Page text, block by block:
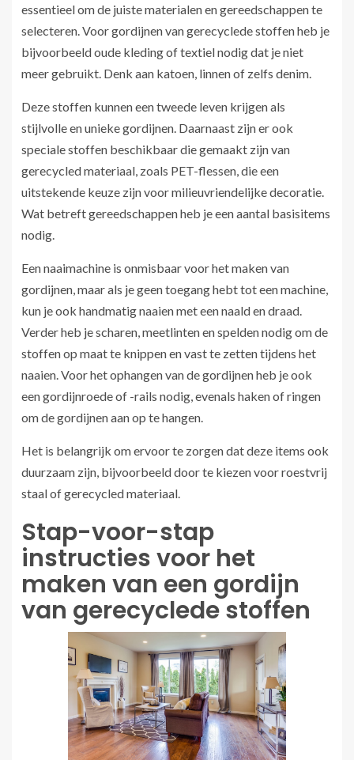
essentieel om de juiste materialen en gereedschappen te
selecteren. Voor gordijnen van gerecyclede stoffen heb je
bijvoorbeeld oude kleding of textiel nodig dat je niet
meer gebruikt. Denk aan katoen, linnen of zelfs denim.
Deze stoffen kunnen een tweede leven krijgen als
stijlvolle en unieke gordijnen. Daarnaast zijn er ook
speciale stoffen beschikbaar die gemaakt zijn van
gerecycled materiaal, zoals PET-flessen, die een
uitstekende keuze zijn voor milieuvriendelijke decoratie.
Wat betreft gereedschappen heb je een aantal basisitems
nodig.
Een naaimachine is onmisbaar voor het maken van
gordijnen, maar als je geen toegang hebt tot een machine,
kun je ook handmatig naaien met een naald en draad.
Verder heb je scharen, meetlinten en spelden nodig om de
stoffen op maat te knippen en vast te zetten tijdens het
naaien. Voor het ophangen van de gordijnen heb je ook
een gordijnroede of -rails nodig, evenals haken of ringen
om de gordijnen aan op te hangen.
Het is belangrijk om ervoor te zorgen dat deze items ook
duurzaam zijn, bijvoorbeeld door te kiezen voor roestvrij
staal of gerecycled materiaal.
Stap-voor-stap
instructies voor het
maken van een gordijn
van gerecyclede stoffen